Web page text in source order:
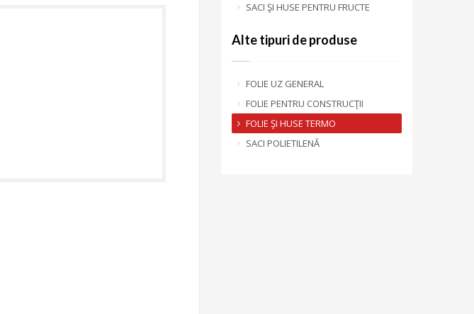
SACI ŞI HUSE PENTRU FRUCTE
Alte tipuri de produse
FOLIE UZ GENERAL
FOLIE PENTRU CONSTRUCŢII
FOLIE ŞI HUSE TERMO
SACI POLIETILENĂ